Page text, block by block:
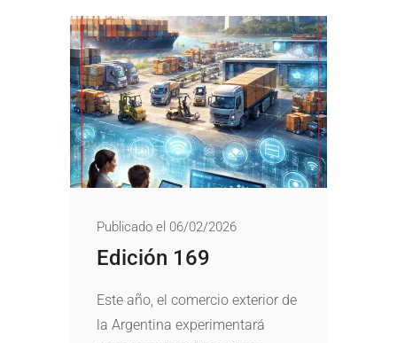
Publicado el 06/02/2026
Edición 169
Este año, el comercio exterior de
la Argentina experimentará